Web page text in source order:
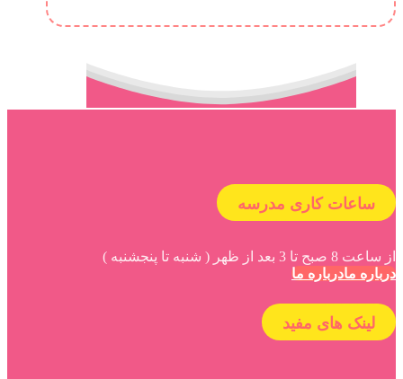
ساعات کاری مدرسه
از ساعت 8 صبح تا 3 بعد از ظهر ( شنبه تا پنجشنبه )
درباره مادرباره ما
لینک های مفید